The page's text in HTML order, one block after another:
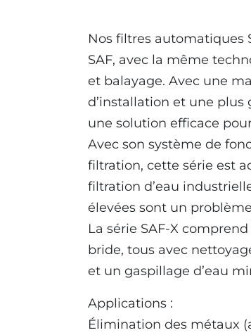
SAF-X-1500
Nos filtres automatiques
SAF, avec la même
et balayage. Avec une
d’installation et une plus
une solution efficace
Avec son système de
filtration, cette série est
filtration d’eau
élevées sont un
La série SAF-X
bride, tous avec
et un gaspillage d’eau
Applications :
Élimination des métaux